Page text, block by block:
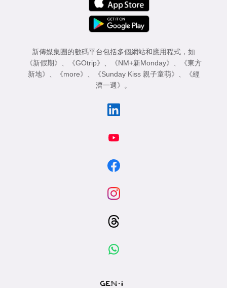
新傳媒集團的數碼平台包括多個網站和應用程式，如
《新假期》
《GOtrip》 《NM+新Monday》
《東方
新地》
《more》 《Sunday Kiss 親子童萌》
《經
濟一週》
。